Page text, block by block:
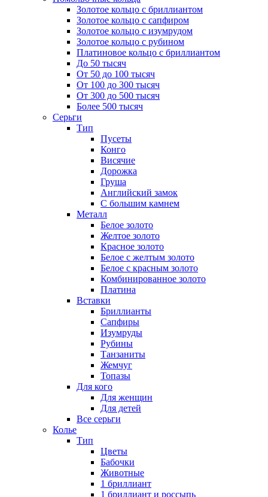
Золотое кольцо с бриллиантом
Золотое кольцо с сапфиром
Золотое кольцо с изумрудом
Золотое кольцо с рубином
Платиновое кольцо с бриллиантом
До 50 тысяч
От 50 до 100 тысяч
От 100 до 300 тысяч
От 300 до 500 тысяч
Более 500 тысяч
Серьги
Тип
Пусеты
Конго
Висячие
Дорожка
Груша
Английский замок
С большим камнем
Металл
Белое золото
Желтое золото
Красное золото
Белое с желтым золото
Белое с красным золото
Комбинированное золото
Платина
Вставки
Бриллианты
Сапфиры
Изумруды
Рубины
Танзаниты
Жемчуг
Топазы
Для кого
Для женщин
Для детей
Все серьги
Колье
Тип
Цветы
Бабочки
Животные
1 бриллиант
1 бриллиант и россыпь